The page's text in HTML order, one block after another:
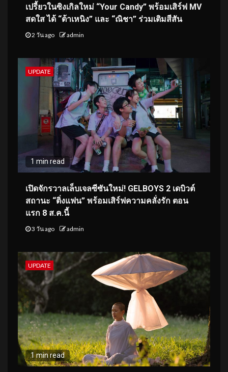
เปรี้ยวในซิงเกิลใหม่ “Your Candy” พร้อมเสิร์ฟ MV
สดใส ได้ “ต้าเหนิง” และ “ณิชา” ร่วมเติมสีสัน
2 วัน ago admin
UPDATE
1 min read
เปิดจักรวาลเล็บเจลซีซันใหม่! GELBOYS 2 เดบิวต์
สถานะ “ติ่งแฟน” พร้อมเสิร์ฟความคลั่งรัก ตอน
แรก 8 ส.ค.นี้
3 วัน ago admin
UPDATE
1 min read